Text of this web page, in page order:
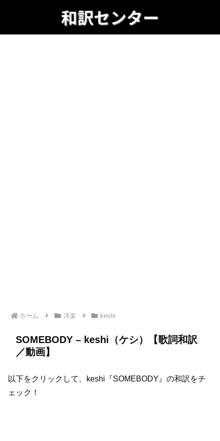
ホーム 洋楽 keshi
SOMEBODY – keshi（ケシ）【歌詞和訳
／動画】
以下をクリックして、keshi『SOMEBODY』の和訳をチ
ェック！